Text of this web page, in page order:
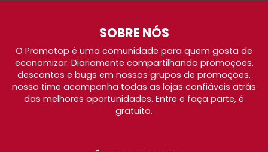
SOBRE NÓS
O Promotop é uma comunidade para quem gosta de
economizar. Diariamente compartilhando promoções,
descontos e bugs em nossos grupos de promoções,
nosso time acompanha todas as lojas confiáveis atrás
das melhores oportunidades. Entre e faça parte, é
gratuito.